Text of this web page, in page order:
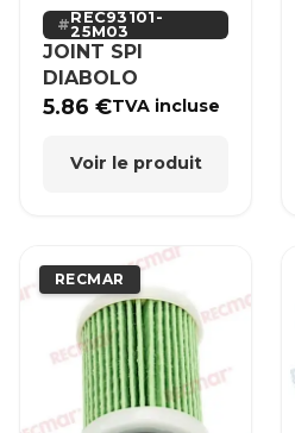
REC93101-
25M03
JOINT SPI
DIABOLO
5.86€TVA incluse
Voir le produit
RECMAR